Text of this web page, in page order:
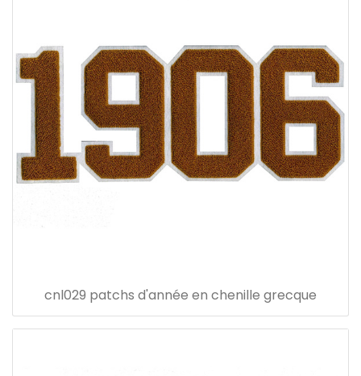
cnl029 patchs d'année en chenille grecque